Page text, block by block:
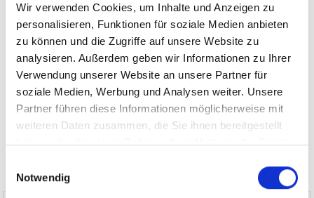
Wir verwenden Cookies, um Inhalte und Anzeigen zu
personalisieren, Funktionen für soziale Medien anbieten
zu können und die Zugriffe auf unsere Website zu
analysieren. Außerdem geben wir Informationen zu Ihrer
Verwendung unserer Website an unsere Partner für
soziale Medien, Werbung und Analysen weiter. Unsere
Partner führen diese Informationen möglicherweise mit
weiteren Daten zusammen, die Sie ihnen bereitgestellt
haben oder die sie im Rahmen Ihrer Nutzung der Dienste
Notwendig
Ammerndorf Puschendorf Gräfelfing Fürth Burgthann
München / Pasing Landsberied Gilching Haar
Höhenkirchen-Siegertsbrunn Immobilienverkauf München
Makler Nürnberg Wohnungverkauf Fürth weitere Orte
Hauskauf Einfamilienhaus Einfamilienhäuser Haus
Häuser
Immobilienkauf Immo Immobilie kaufen